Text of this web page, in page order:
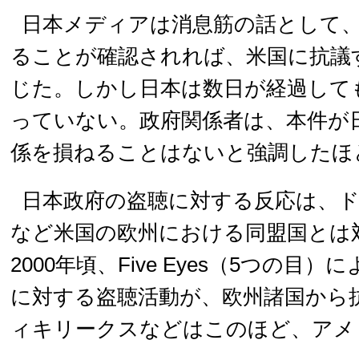
日本メディアは消息筋の話として
ることが確認されれば、米国に抗
じた。しかし日本は数日が経過し
っていない。政府関係者は、本件が
係を損ねることはないと強調したほ
日本政府の盗聴に対する反応は、
など米国の欧州における同盟国とは
2000年頃、Five Eyes（5つの目）に
に対する盗聴活動が、欧州諸国から
ィキリークスなどはこのほど、ア